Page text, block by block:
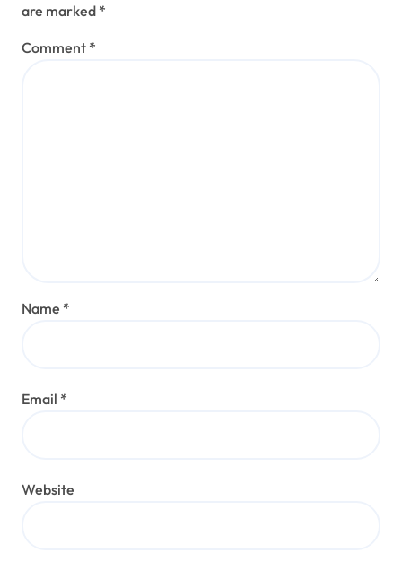
are marked *
Comment *
Name *
Email *
Website